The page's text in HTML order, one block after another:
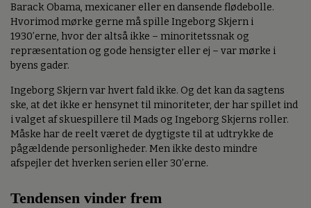
Barack Obama, mexicaner eller en dansende flødebolle.
Hvorimod mørke gerne må spille Ingeborg Skjern i
1930’erne, hvor der altså ikke – minoritetssnak og
repræsentation og gode hensigter eller ej – var mørke i
byens gader.
Ingeborg Skjern var hvert fald ikke. Og det kan da sagtens
ske, at det ikke er hensynet til minoriteter, der har spillet ind
i valget af skuespillere til Mads og Ingeborg Skjerns roller.
Måske har de reelt været de dygtigste til at udtrykke de
pågældende personligheder. Men ikke desto mindre
afspejler det hverken serien eller 30’erne.
Tendensen vinder frem